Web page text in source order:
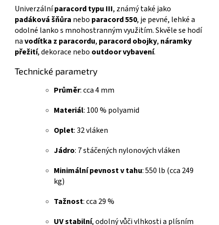
Univerzálníparacord typu III, známý také jako
padáková šňůra nebo paracord 550, je pevné, lehké a
odolné lanko s mnohostranným využitím. Skvěle se hodí
navodítka z paracordu, paracord obojky, náramky
přežití, dekorace nebo outdoor vybavení.
Technické parametry
Průměr: cca 4 mm
Materiál: 100 % polyamid
Oplet: 32 vláken
Jádro: 7 stáčených nylonových vláken
Minimální pevnost v tahu: 550 lb (cca 249
kg)
Tažnost: cca 29 %
UV stabilní, odolný vůči vlhkosti a plísním